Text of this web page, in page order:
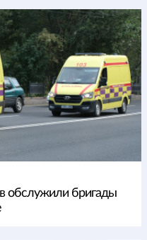
обслужили бригады